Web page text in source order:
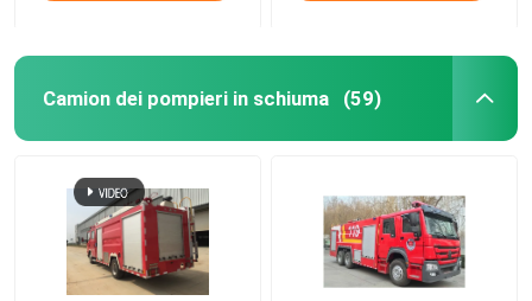
Camion dei pompieri in schiuma (59)